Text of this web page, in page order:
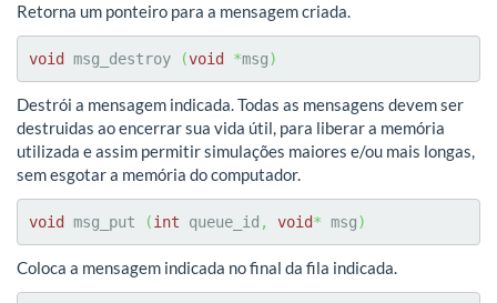
Retorna um ponteiro para a mensagem criada.
void msg_destroy (void *msg)
Destrói a mensagem indicada. Todas as mensagens devem ser
destruidas ao encerrar sua vida útil, para liberar a memória
utilizada e assim permitir simulações maiores e/ou mais longas,
sem esgotar a memória do computador.
void msg_put (int queue_id , void* msg)
Coloca a mensagem indicada no final da fila indicada.